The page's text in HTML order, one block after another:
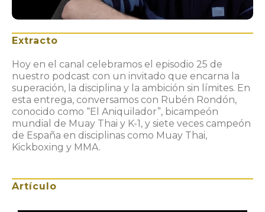
Extracto
Hoy en el canal celebramos el episodio 25 de
nuestro podcast con un invitado que encarna la
superación, la disciplina y la ambición sin límites. En
esta entrega, conversamos con Rubén Rondón,
conocido como “El Aniquilador”, bicampeón
mundial de Muay Thai y K-1, y siete veces campeón
de España en disciplinas como Muay Thai,
Kickboxing y MMA.
Artículo